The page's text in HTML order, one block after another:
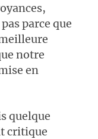
parce que
notre
en
quelque
critique